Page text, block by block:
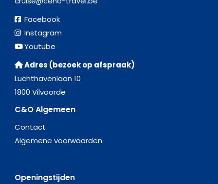
Facebook
Instagram
Youtube
Adres (bezoek op afspraak)
Luchthavenlaan 10
1800 Vilvoorde
C&O Algemeen
Contact
Algemene voorwaarden
Openingstijden